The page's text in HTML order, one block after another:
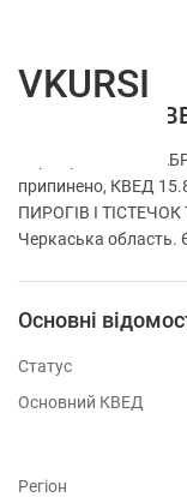
ФОП
Перевірка ФОП
припинено, КВЕД
ПИРОГІВ І
Черкаська область.
Основні
Статус
Основний КВЕД
Регіон
VKURSI